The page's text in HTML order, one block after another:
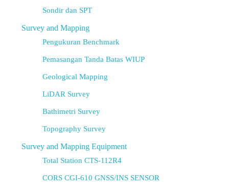
Sondir dan SPT
Survey and Mapping
Pengukuran Benchmark
Pemasangan Tanda Batas WIUP
Geological Mapping
LiDAR Survey
Bathimetri Survey
Topography Survey
Survey and Mapping Equipment
Total Station CTS-112R4
CORS CGI-610 GNSS/INS SENSOR